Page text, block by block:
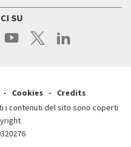
SU
Cookies
Credits
i contenuti del sito sono coperti